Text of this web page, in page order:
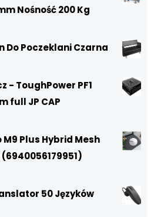
Nośność 200 Kg
Do Poczeklani Czarna
- ToughPower PF1
full JP CAP
M9 Plus Hybrid Mesh
50 Języków